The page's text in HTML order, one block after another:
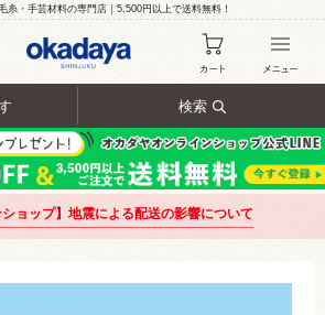
糸・手芸材料の専門店｜5,500円以上で送料無料！
検索
ショップ】地震による配送の影響について